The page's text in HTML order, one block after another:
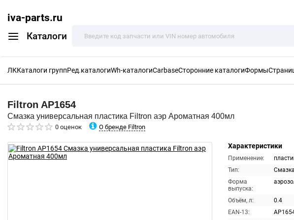
iva-parts.ru
Каталоги
ЛККаталоги группРед.каталогиWh-каталогиCarbaseСторонние каталогиФормы
Filtron AP1654
Смазка универсальная пластика Filtron аэр Ароматная 400мл
0 оценок О бренде Filtron
Характеристики
Применение:
Тип:
Форма
выпуска:
Объём, л:
0.4
EAN-13: